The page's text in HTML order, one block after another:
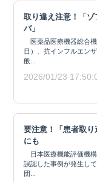
取り違え注意！「
バ」
医薬品医療機器総合
日）、抗インフルエン
般...
2026/01/23
要注意！「患者取
にも
日本医療機能評価機
誤認した事例が発生し
団...